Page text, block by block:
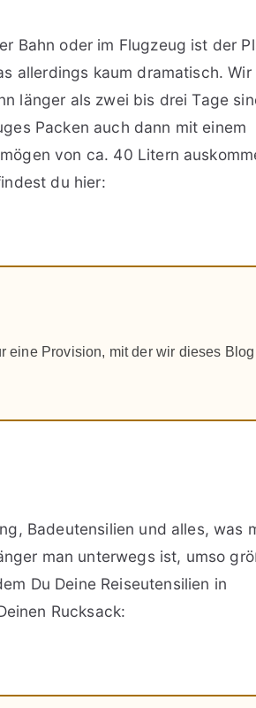
Bahn oder im Flugzeug ist der
allerdings kaum dramatisch. Wir
länger als zwei bis drei Tage
Packen auch dann mit einem
von ca. 40 Litern
du hier:
eine Provision, mit der wir dieses Blog
Badeutensilien und alles, was
man unterwegs ist, umso
Du Deine Reiseutensilien in
Rucksack: